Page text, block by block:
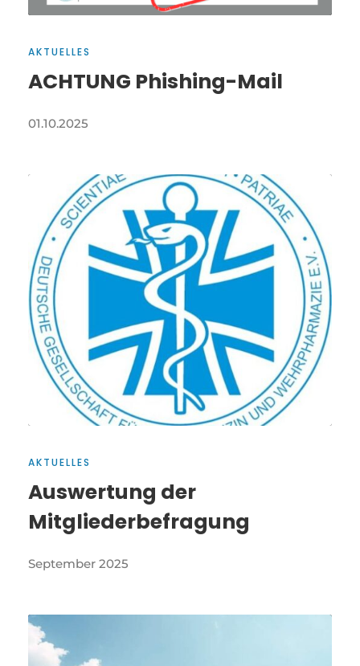
AKTUELLES
ACHTUNG Phishing-Mail
01.10.2025
AKTUELLES
Auswertung der
Mitgliederbefragung
September 2025